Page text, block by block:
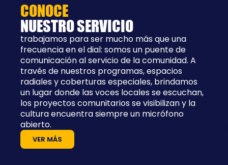
CONOCE
NUESTRO SERVICIO
trabajamos para ser mucho más que una
frecuencia en el dial: somos un puente de
comunicación al servicio de la comunidad. A
través de nuestros programas, espacios
radiales y coberturas especiales, brindamos
un lugar donde las voces locales se escuchan,
los proyectos comunitarios se visibilizan y la
cultura encuentra siempre un micrófono
abierto.
VER MÁS